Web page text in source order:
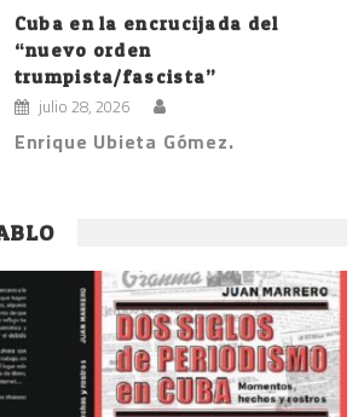
Cuba en la encrucijada del
“nuevo orden
trumpista/fascista”
julio 28, 2026
Enrique Ubieta Gómez.